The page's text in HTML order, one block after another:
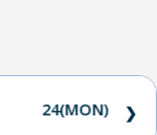
24(MON) ❯